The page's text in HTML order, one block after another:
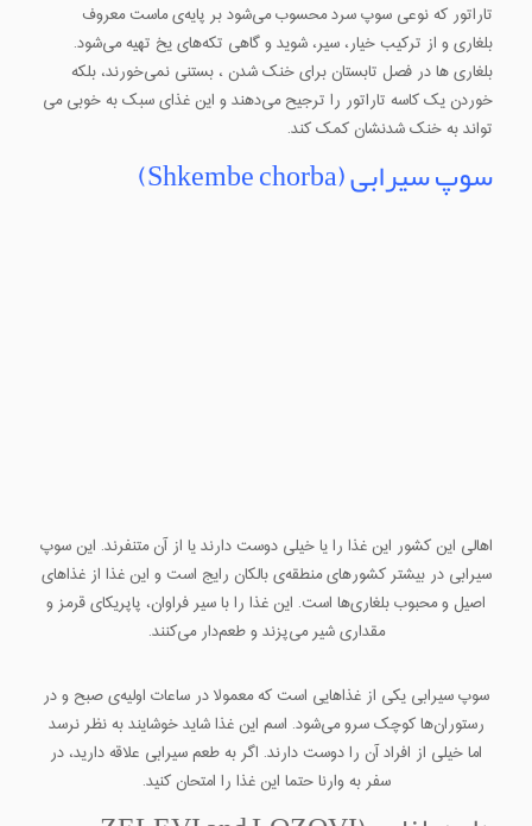
تاراتور که نوعی سوپ سرد محسوب می‌شود بر پایه‌ی ماست معروف
بلغاری و از ترکیب خیار، سیر، شوید و گاهی تکه‌های یخ تهیه ‌می‌شود.
بلغاری ها در فصل تابستان برای خنک شدن ، بستنی نمی‌خورند، بلکه
خوردن یک کاسه تاراتور را ترجیح می‌دهند و این غذای سبک به خوبی می
تواند به خنک شدنشان کمک کند.
سوپ سیرابی (Shkembe chorba)
اهالی این کشور این غذا را یا خیلی دوست دارند یا از آن متنفرند. این سوپ
سیرابی در بیشتر کشورهای منطقه‌ی بالکان رایج است و این غذا از غذاهای
اصیل و محبوب بلغاری‌ها است. این غذا را با سیر فراوان، پاپریکای قرمز و
مقداری شیر می‌پزند و طعم‌دار می‌کنند.
سوپ سیرابی یکی از غذاهایی است که معمولا در ساعات اولیه‌ی صبح و در
رستوران‌ها کوچک سرو می‌شود. اسم این غذا شاید خوشایند به نظر نرسد
اما خیلی از افراد آن را دوست دارند. اگر به طعم سیرابی علاقه دارید، در
سفر به وارنا حتما این غذا را امتحان کنید.